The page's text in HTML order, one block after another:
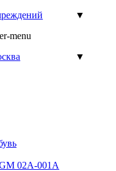
▼
▼
02A-001A